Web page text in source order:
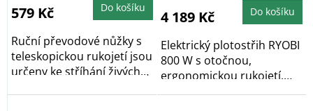
579 Kč Do košíku
Ruční převodové nůžky s
teleskopickou rukojetí jsou
určeny ke stříhání živých
5,0
z
5
4 189 Kč Do košíku
Elektrický plotostřih RYOBI
800 W s otočnou,
ergonomickou rukojetí.
Nízká hmotnost,...